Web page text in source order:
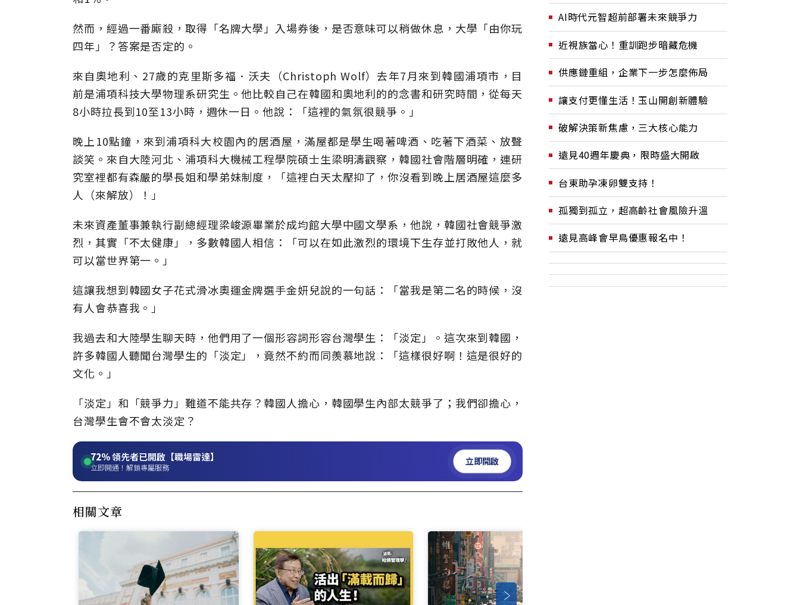
然而，經過一番廝殺，取得「名牌大學」入場券後，是否意味可以稍做休息，大學「由你玩
四年」？答案是否定的。
來自奧地利、27歲的克里斯多福．沃夫（Christoph Wolf）去年7月來到韓國浦項市，目
前是浦項科技大學物理系研究生。他比較自己在韓國和奧地利的的念書和研究時間，從每天
8小時拉長到10至13小時，週休一日。他說：「這裡的氣氛很競爭。」
晚上10點鐘，來到浦項科大校園內的居酒屋，滿屋都是學生喝著啤酒、吃著下酒菜、放聲
談笑。來自大陸河北、浦項科大機械工程學院碩士生梁明濤觀察，韓國社會階層明確，連研
究室裡都有森嚴的學長姐和學弟妹制度，「這裡白天太壓抑了，你沒看到晚上居酒屋這麼多
人（來解放）！」
未來資產董事兼執行副總經理梁峻源畢業於成均館大學中國文學系，他說，韓國社會競爭激
烈，其實「不太健康」，多數韓國人相信：「可以在如此激烈的環境下生存並打敗他人，就
可以當世界第一。」
這讓我想到韓國女子花式滑冰奧運金牌選手金妍兒說的一句話：「當我是第二名的時候，沒
有人會恭喜我。」
我過去和大陸學生聊天時，他們用了一個形容詞形容台灣學生：「淡定」。這次來到韓國，
許多韓國人聽聞台灣學生的「淡定」，竟然不約而同羨慕地說：「這樣很好啊！這是很好的
文化。」
「淡定」和「競爭力」難道不能共存？韓國人擔心，韓國學生內部太競爭了；我們卻擔心，
台灣學生會不會太淡定？
72%領先者已開啟【職場雷達】
立即開通！解鎖專屬服務
立即開啟
相關文章
AI時代元智超前部署未來競爭力
近視族當心！重訓跑步暗藏危機
供應鏈重組，企業下一步怎麼佈局
讓支付更懂生活！玉山開創新體驗
破解決策新焦慮，三大核心能力
遠見40週年慶典，限時盛大開啟
台東助孕凍卵雙支持！
孤獨到孤立，超高齡社會風險升溫
遠見高峰會早鳥優惠報名中！